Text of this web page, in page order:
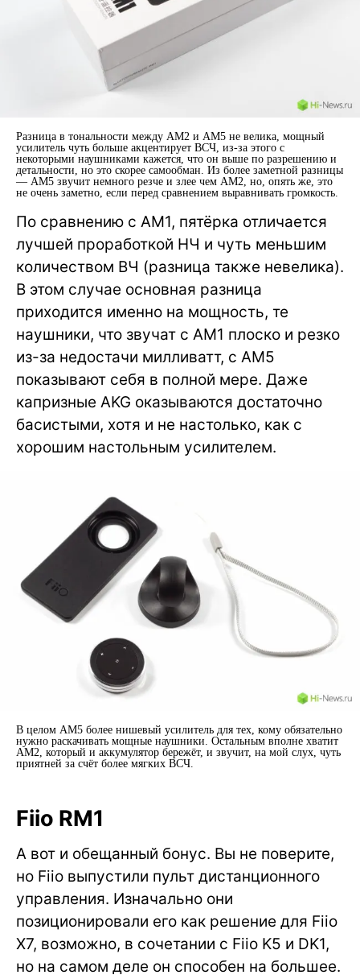
Разница в тональности между AM2 и AM5 не велика, мощный
усилитель чуть больше акцентирует ВСЧ, из-за этого с
некоторыми наушниками кажется, что он выше по разрешению и
детальности, но это скорее самообман. Из более заметной разницы
— AM5 звучит немного резче и злее чем AM2, но, опять же, это
не очень заметно, если перед сравнением выравнивать громкость.
По сравнению с AM1, пятёрка отличается
лучшей проработкой НЧ и чуть меньшим
количеством ВЧ (разница также невелика).
В этом случае основная разница
приходится именно на мощность, те
наушники, что звучат с AM1 плоско и резко
из-за недостачи милливатт, с AM5
показывают себя в полной мере. Даже
капризные AKG оказываются достаточно
басистыми, хотя и не настолько, как с
хорошим настольным усилителем.
В целом AM5 более нишевый усилитель для тех, кому обязательно
нужно раскачивать мощные наушники. Остальным вполне хватит
AM2, который и аккумулятор бережёт, и звучит, на мой слух, чуть
приятней за счёт более мягких ВСЧ.
Fiio RM1
А вот и обещанный бонус. Вы не поверите,
но Fiio выпустили пульт дистанционного
управления. Изначально они
позиционировали его как решение для Fiio
X7, возможно, в сочетании с Fiio K5 и DK1,
но на самом деле он способен на большее.